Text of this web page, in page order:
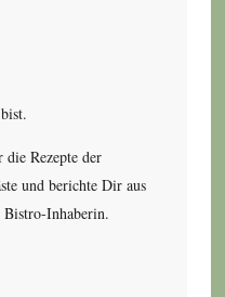
Rezepte der
und berichte Dir aus
Bistro-Inhaberin.